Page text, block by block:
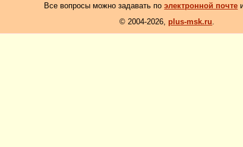
Все вопросы можно задавать поэлектронной почте
© 2004-2026, plus-msk.ru